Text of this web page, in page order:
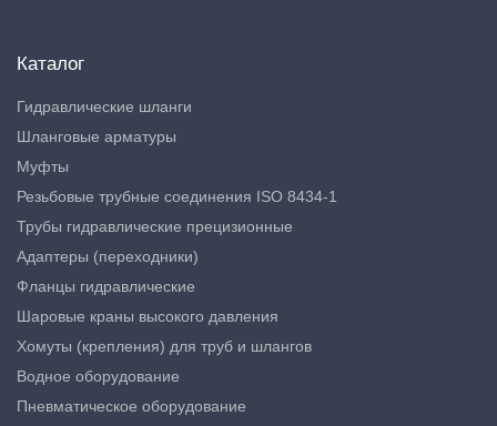
Каталог
Гидравлические шланги
Шланговые арматуры
Муфты
Резьбовые трубные соединения ISO 8434-1
Трубы гидравлические прецизионные
Адаптеры (переходники)
Фланцы гидравлические
Шаровые краны высокого давления
Хомуты (крепления) для труб и шлангов
Водное оборудование
Пневматическое оборудование